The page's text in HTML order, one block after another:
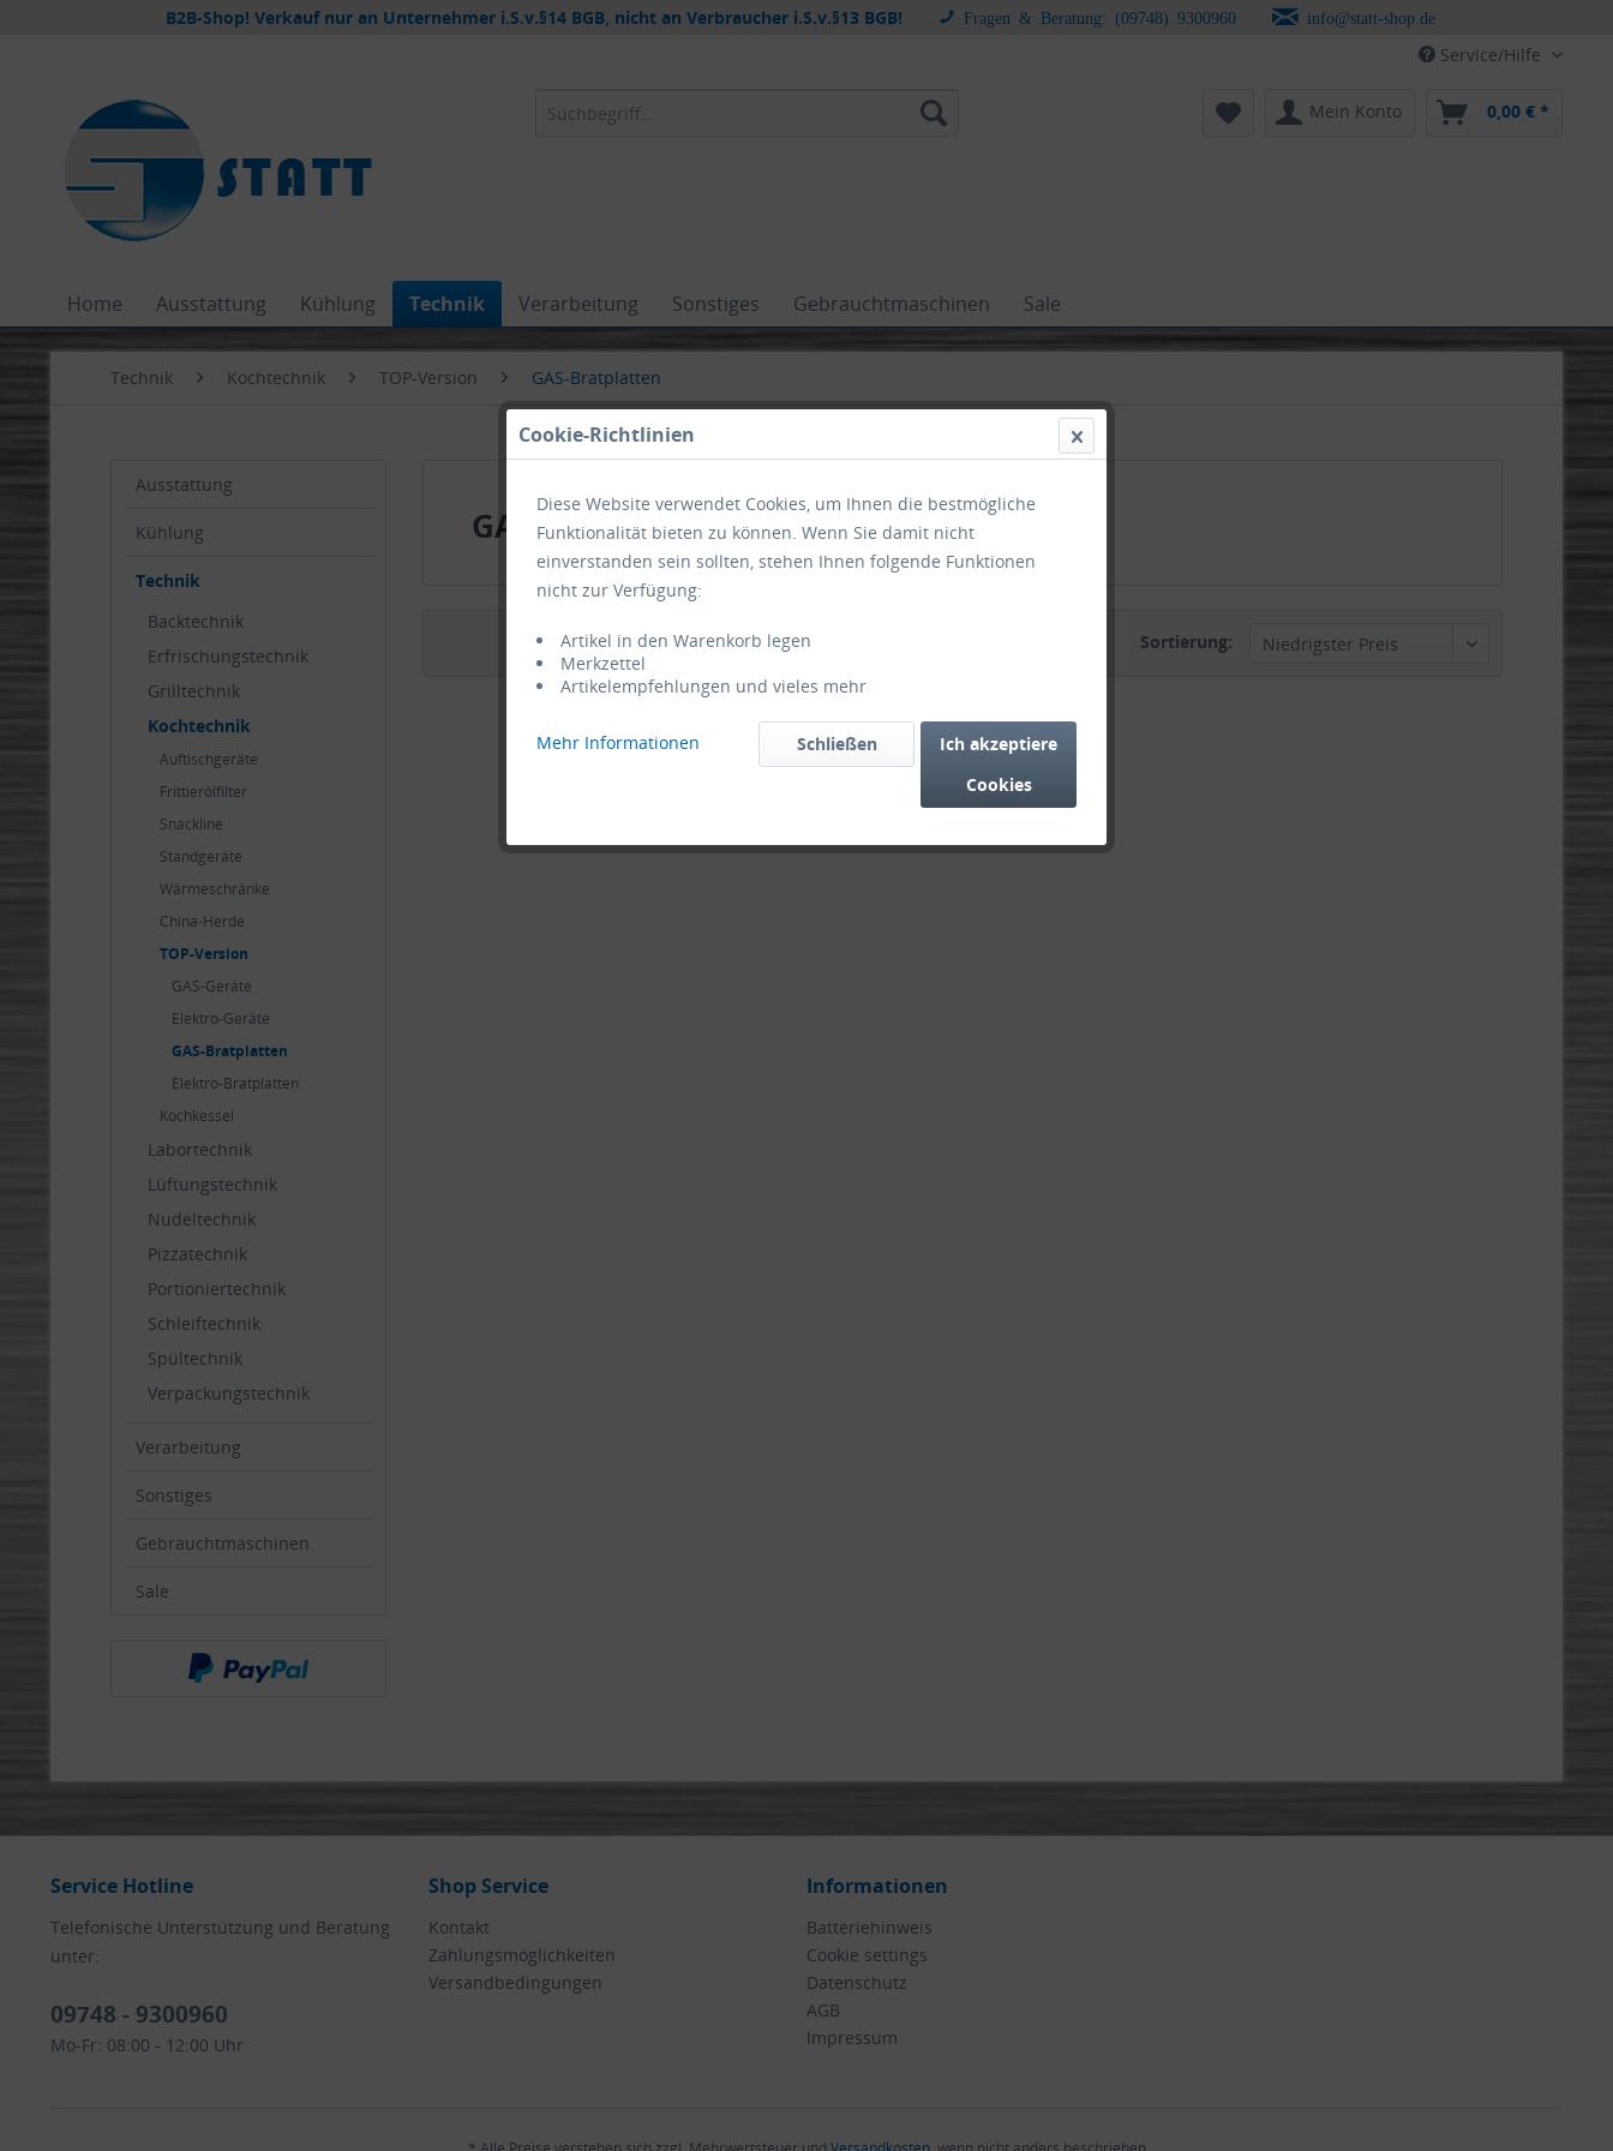
B2B-Shop! Verkauf nur an Unternehmer i.S.v.§14 BGB, nicht an Verbraucher i.S.v.§13 BGB! Fragen & Beratung: (09748) 9300960 info@statt-shop.de
Service/Hilfe
Mein Konto 0,00 € *
Home Ausstattung Kühlung Technik Verarbeitung Sonstiges Gebrauchtmaschinen Sale
Technik Kochtechnik TOP-Version GAS-Bratplatten
Ausstattung
Kühlung
Technik
Backtechnik
Erfrischungstechnik
Grilltechnik
Kochtechnik
Auftischgeräte
Frittierölfilter
Snackline
Standgeräte
Wärmeschränke
China-Herde
TOP-Version
GAS-Geräte
Elektro-Geräte
GAS-Bratplatten
Elektro-Bratplatten
Kochkessel
Labortechnik
Lüftungstechnik
Nudeltechnik
Pizzatechnik
Portioniertechnik
Schleiftechnik
Spültechnik
Verpackungstechnik
Verarbeitung
Sonstiges
Gebrauchtmaschinen
Sale
GAS-Bratplatte
Sortierung:
Service Hotline
Telefonische Unterstützung und Beratung
unter:
09748 - 9300960
Mo-Fr: 08:00 - 12:00 Uhr
Shop Service
Kontakt
Zahlungsmöglichkeiten
Versandbedingungen
Informationen
Batteriehinweis
Cookie settings
Datenschutz
AGB
Impressum
Cookie-Richtlinien
Diese Website verwendet Cookies, um Ihnen die bestmögliche
Funktionalität bieten zu können. Wenn Sie damit nicht
einverstanden sein sollten, stehen Ihnen folgende Funktionen
nicht zur Verfügung:
Artikel in den Warenkorb legen
Merkzettel
Artikelempfehlungen und vieles mehr
Mehr Informationen
Ich akzeptiere
Cookies
Schließen